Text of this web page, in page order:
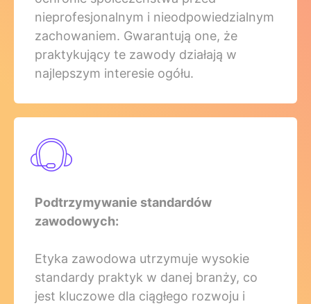
nieprofesjonalnym i nieodpowiedzialnym
zachowaniem. Gwarantują one, że
praktykujący te zawody działają w
najlepszym interesie ogółu.
Podtrzymywanie standardów
zawodowych:
Etyka zawodowa utrzymuje wysokie
standardy praktyk w danej branży, co
jest kluczowe dla ciągłego rozwoju i